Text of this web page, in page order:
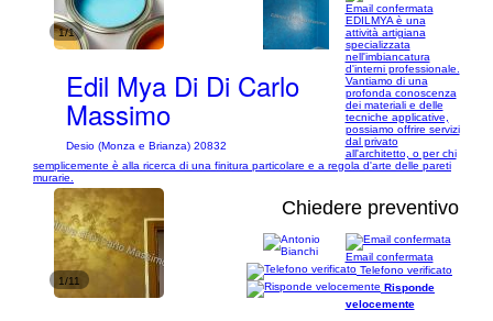
1/1
Edil Mya Di Di Carlo
Massimo
Desio (Monza e Brianza) 20832
Email confermata
EDILMYA è una
attività artigiana
specializzata
nell'imbiancatura
d'interni professionale.
Vantiamo di una
profonda conoscenza
dei materiali e delle
tecniche applicative,
possiamo offrire servizi
dal privato
all'architetto, o per chi
semplicemente è alla ricerca di una finitura particolare e a regola d'arte delle pareti
murarie.
1/11
Chiedere preventivo
Email confermata
Telefono verificato
Risponde
velocemente